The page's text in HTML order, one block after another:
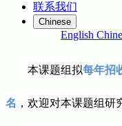
联系我们
Chinese
English
本课题组拟每年招
名 ，欢迎对本课题组